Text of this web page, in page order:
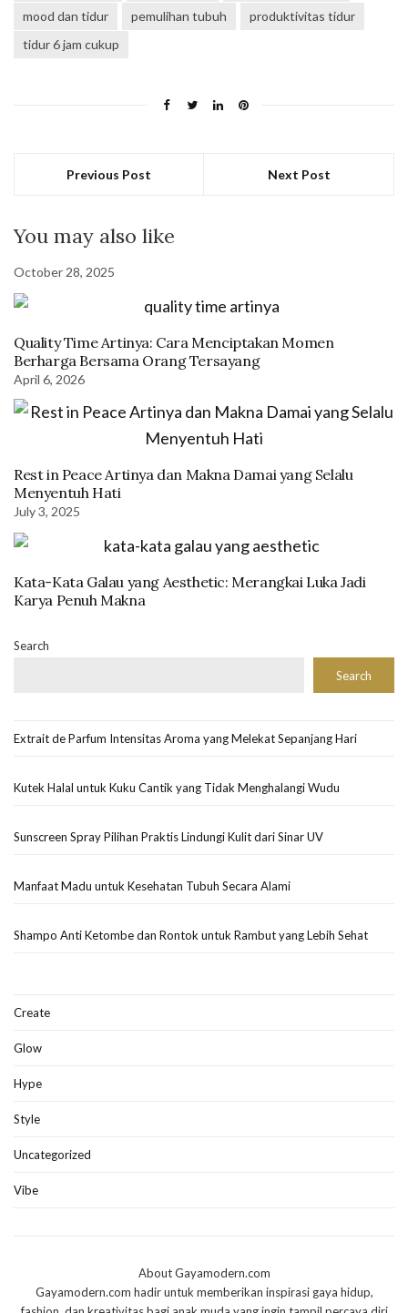
mood dan tidur
pemulihan tubuh
produktivitas tidur
tidur 6 jam cukup
Previous Post Next Post
You may also like
October 28, 2025
Quality Time Artinya: Cara Menciptakan Momen
Berharga Bersama Orang Tersayang
April 6, 2026
Rest in Peace Artinya dan Makna Damai yang Selalu
Menyentuh Hati
July 3, 2025
Kata-Kata Galau yang Aesthetic: Merangkai Luka Jadi
Karya Penuh Makna
Search
Search
Extrait de Parfum Intensitas Aroma yang Melekat Sepanjang Hari
Kutek Halal untuk Kuku Cantik yang Tidak Menghalangi Wudu
Sunscreen Spray Pilihan Praktis Lindungi Kulit dari Sinar UV
Manfaat Madu untuk Kesehatan Tubuh Secara Alami
Shampo Anti Ketombe dan Rontok untuk Rambut yang Lebih Sehat
Create
Glow
Hype
Style
Uncategorized
Vibe
About Gayamodern.com
Gayamodern.com hadir untuk memberikan inspirasi gaya hidup,